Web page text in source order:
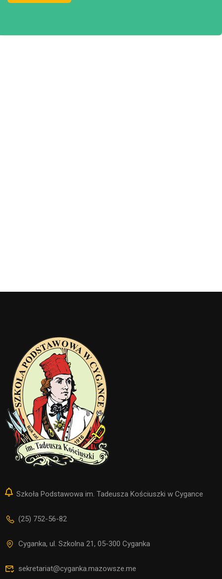
Szkoła Podstawowa im. Tadeusza Kościuszki w Cygance
(25) 752-56-82
Cyganka, ul. Szkolna 21, 05-300 Cyganka
sekretariat@cyganka.mazowsze.me